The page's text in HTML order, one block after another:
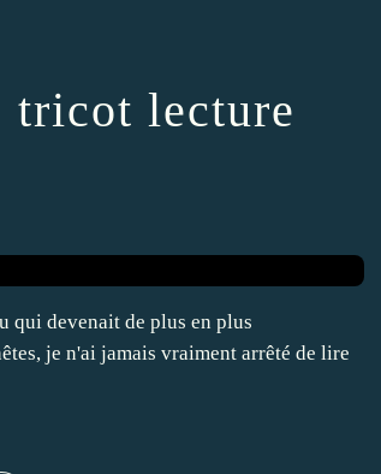
tricot lecture
qui devenait de plus en plus
je n'ai jamais vraiment arrêté de lire